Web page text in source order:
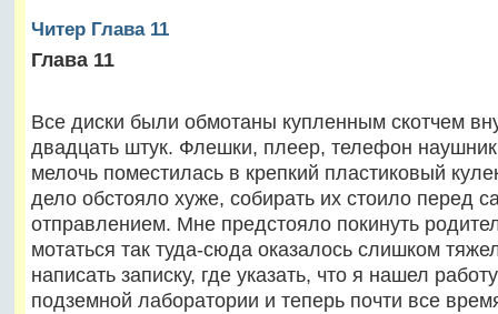
Читер Глава 11
Глава 11
Все диски были обмотаны купленным скотчем
двадцать штук. Флешки, плеер, телефон
мелочь поместилась в крепкий пластиковый
дело обстояло хуже, собирать их стоило перед
отправлением. Мне предстояло покинуть
мотаться так туда-сюда оказалось слишком
написать записку, где указать, что я нашел
подземной лаборатории и теперь почти все